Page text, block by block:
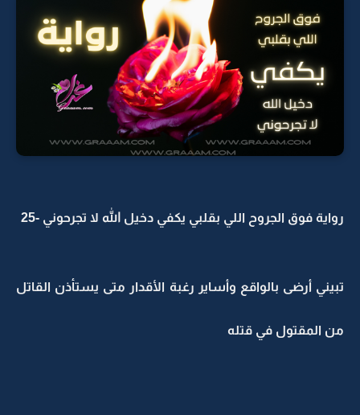
رواية فوق الجروح اللي بقلبي يكفي دخيل الله لا تجرحوني -25
تبيني أرضى بالواقع وأساير رغبة الأقدار متى يستأذن القاتل
من المقتول في قتله